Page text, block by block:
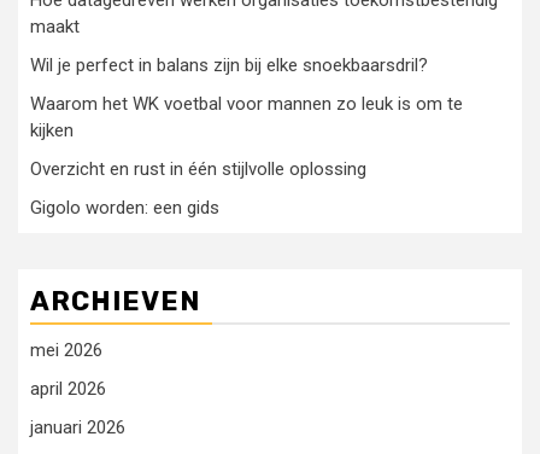
maakt
Wil je perfect in balans zijn bij elke snoekbaarsdril?
Waarom het WK voetbal voor mannen zo leuk is om te
kijken
Overzicht en rust in één stijlvolle oplossing
Gigolo worden: een gids
ARCHIEVEN
mei 2026
april 2026
januari 2026